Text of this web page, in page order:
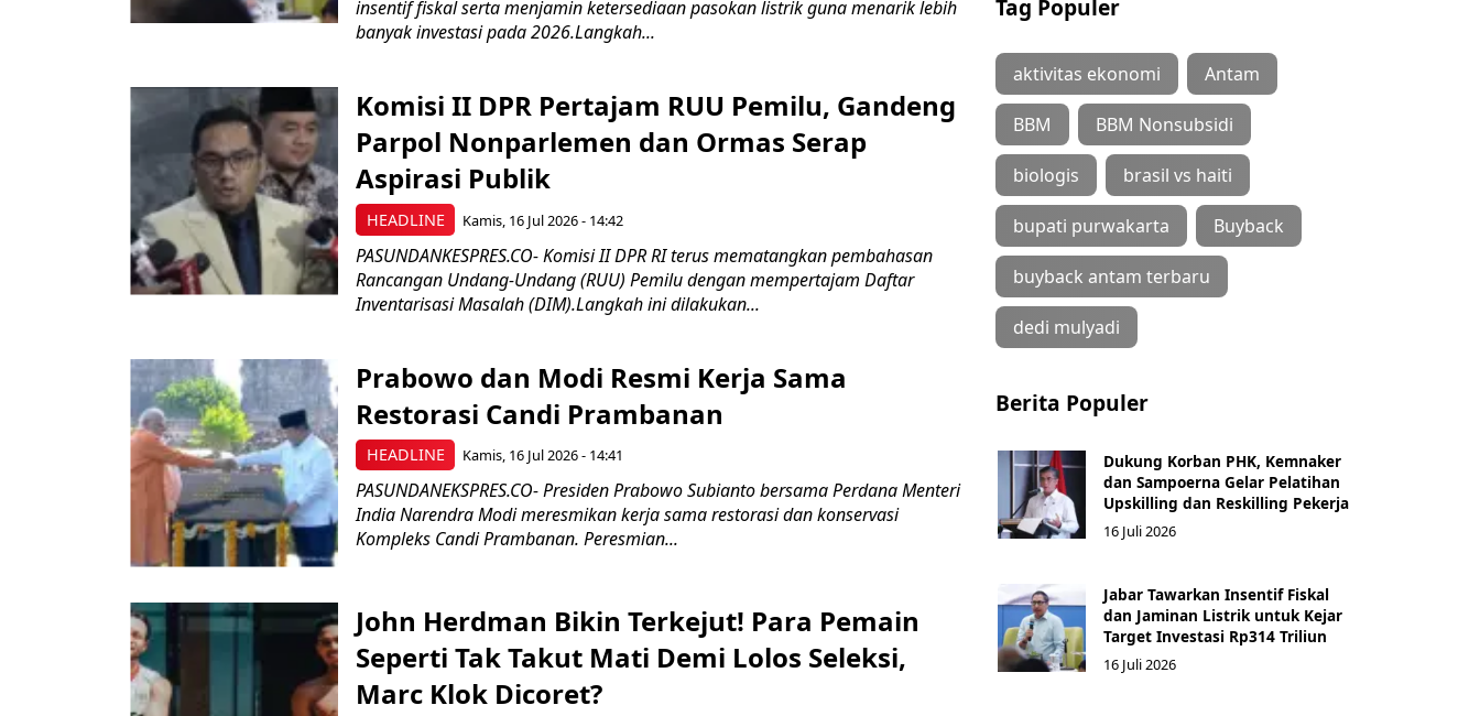
insentif fiskal serta menjamin ketersediaan pasokan listrik guna menarik lebih
banyak investasi pada 2026.Langkah...
HEADLINE
Komisi II DPR Pertajam RUU Pemilu, Gandeng
Parpol Nonparlemen dan Ormas Serap
Aspirasi Publik
Kamis, 16 Jul 2026 - 14:42
PASUNDANKESPRES.CO- Komisi II DPR RI terus mematangkan pembahasan
Rancangan Undang-Undang (RUU) Pemilu dengan mempertajam Daftar
Inventarisasi Masalah (DIM).Langkah ini dilakukan...
HEADLINE
Prabowo dan Modi Resmi Kerja Sama
Restorasi Candi Prambanan
Kamis, 16 Jul 2026 - 14:41
PASUNDANEKSPRES.CO- Presiden Prabowo Subianto bersama Perdana Menteri
India Narendra Modi meresmikan kerja sama restorasi dan konservasi
Kompleks Candi Prambanan. Peresmian...
John Herdman Bikin Terkejut! Para Pemain
Seperti Tak Takut Mati Demi Lolos Seleksi,
Marc Klok Dicoret?
Tag Populer
aktivitas ekonomi Antam
BBM BBM Nonsubsidi
biologis brasil vs haiti
bupati purwakarta Buyback
buyback antam terbaru
dedi mulyadi
Berita Populer
Dukung Korban PHK, Kemnaker
dan Sampoerna Gelar Pelatihan
Upskilling dan Reskilling Pekerja
16 Juli 2026
Jabar Tawarkan Insentif Fiskal
dan Jaminan Listrik untuk Kejar
Target Investasi Rp314 Triliun
16 Juli 2026